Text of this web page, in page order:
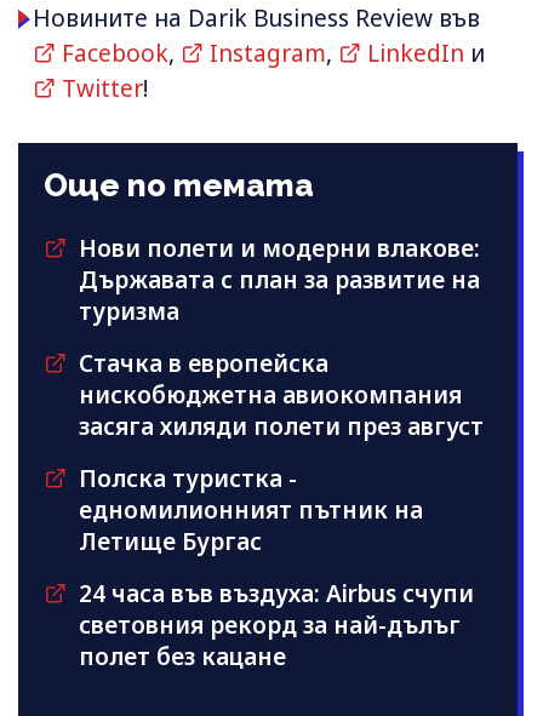
Новините на Darik Business Review във
Facebook, Instagram, LinkedIn и
Twitter!
Още по темата
Нови полети и модерни влакове:
Държавата с план за развитие на
туризма
Стачка в европейска
нискобюджетна авиокомпания
засяга хиляди полети през август
Полска туристка -
едномилионният пътник на
Летище Бургас
24 часа във въздуха: Airbus счупи
световния рекорд за най-дълъг
полет без кацане